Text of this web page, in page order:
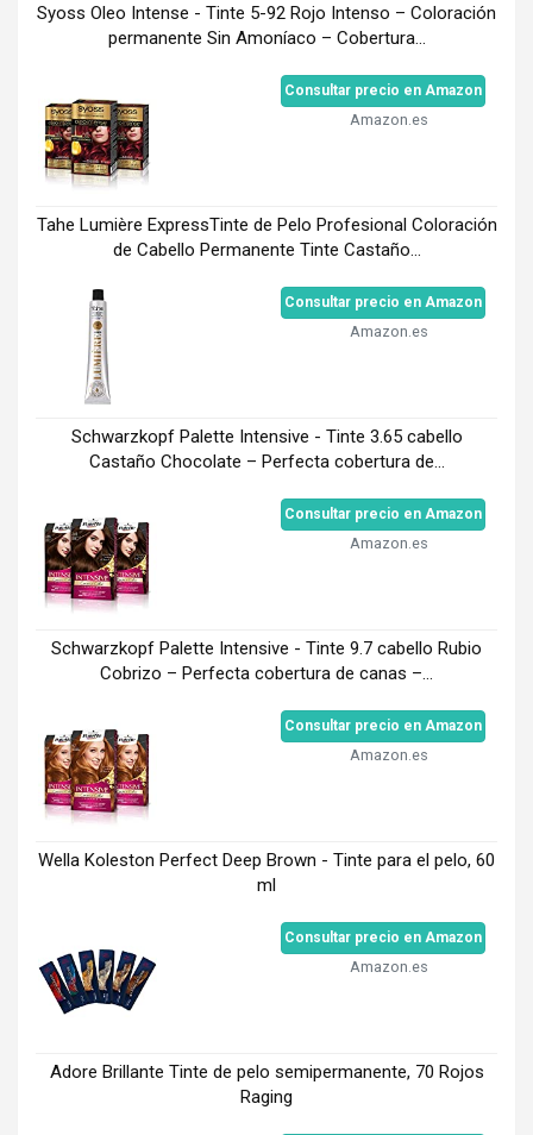
Syoss Oleo Intense - Tinte 5-92 Rojo Intenso – Coloración
permanente Sin Amoníaco – Cobertura...
Consultar precio en Amazon
Amazon.es
Tahe Lumière ExpressTinte de Pelo Profesional Coloración
de Cabello Permanente Tinte Castaño...
Consultar precio en Amazon
Amazon.es
Schwarzkopf Palette Intensive - Tinte 3.65 cabello
Castaño Chocolate – Perfecta cobertura de...
Consultar precio en Amazon
Amazon.es
Schwarzkopf Palette Intensive - Tinte 9.7 cabello Rubio
Cobrizo – Perfecta cobertura de canas –...
Consultar precio en Amazon
Amazon.es
Wella Koleston Perfect Deep Brown - Tinte para el pelo, 60
ml
Consultar precio en Amazon
Amazon.es
Adore Brillante Tinte de pelo semipermanente, 70 Rojos
Raging